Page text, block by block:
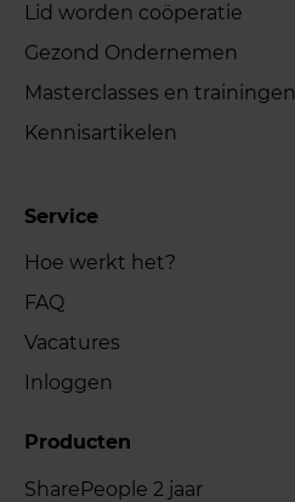
Lid worden coöperatie
Gezond Ondernemen
Masterclasses en trainingen
Kennisartikelen
Service
Hoe werkt het?
FAQ
Vacatures
Inloggen
Producten
SharePeople 2 jaar